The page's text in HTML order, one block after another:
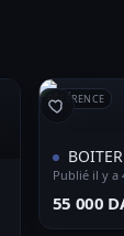
RÉFÉRENCE
Publié il y a
⁦55 000